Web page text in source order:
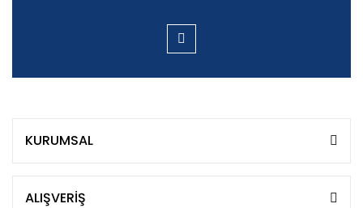
KURUMSAL
ALIŞVERİŞ